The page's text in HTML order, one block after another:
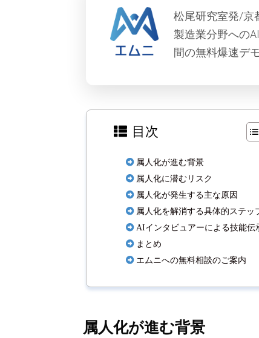
松尾研究室発/京
製造業分野への
間の無料爆速デ
目次
属人化が進む背景
属人化に潜むリスク
属人化が発生する主な原因
属人化を解消する具体的ステッ
AIインタビュアーによる技能伝
まとめ
エムニへの無料相談のご案内
属人化が進む背景